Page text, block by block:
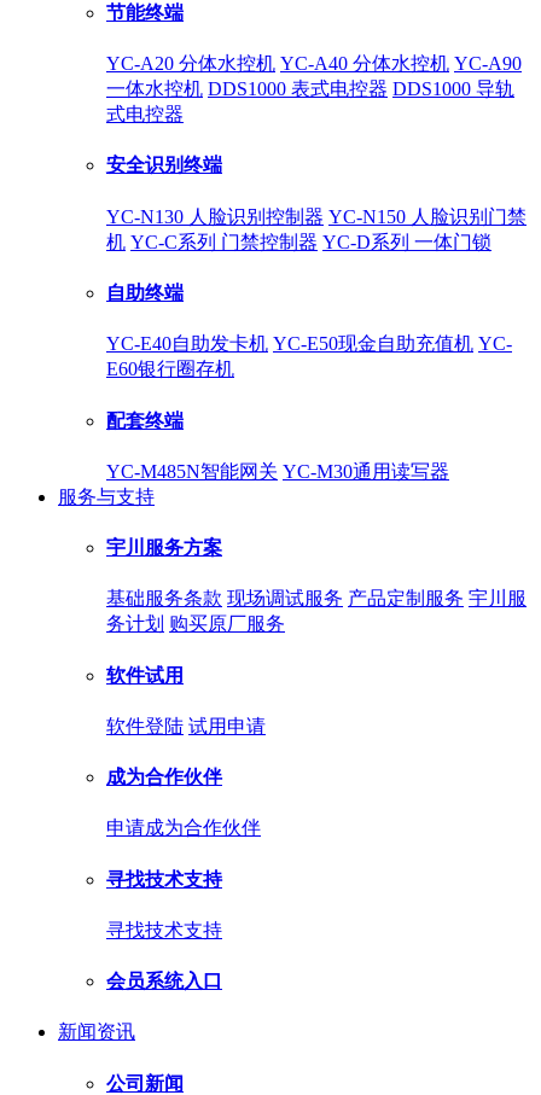
节能终端
YC-A20 分体水控机 YC-A40 分体水控机 YC-A90
一体水控机 DDS1000 表式电控器 DDS1000 导轨
式电控器
安全识别终端
YC-N130 人脸识别控制器 YC-N150 人脸识别门禁
机 YC-C系列 门禁控制器 YC-D系列 一体门锁
自助终端
YC-E40自助发卡机 YC-E50现金自助充值机 YC-
E60银行圈存机
配套终端
YC-M485N智能网关 YC-M30通用读写器
服务与支持
宇川服务方案
基础服务条款 现场调试服务 产品定制服务 宇川服
务计划 购买原厂服务
软件试用
软件登陆 试用申请
成为合作伙伴
申请成为合作伙伴
寻找技术支持
寻找技术支持
会员系统入口
新闻资讯
公司新闻